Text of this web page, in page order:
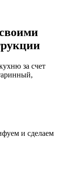
за счет
и сделаем